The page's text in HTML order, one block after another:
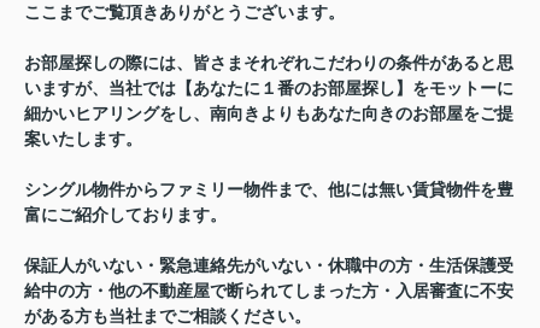
ここまでご覧頂きありがとうございます。
お部屋探しの際には、皆さまそれぞれこだわりの条件があると思
いますが、当社では【あなたに１番のお部屋探し】をモットーに
細かいヒアリングをし、南向きよりもあなた向きのお部屋をご提
案いたします。
シングル物件からファミリー物件まで、他には無い賃貸物件を豊
富にご紹介しております。
保証人がいない・緊急連絡先がいない・休職中の方・生活保護受
給中の方・他の不動産屋で断られてしまった方・入居審査に不安
がある方も当社までご相談ください。